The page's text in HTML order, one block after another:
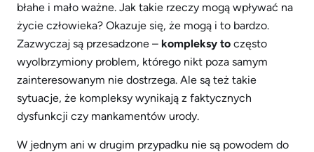
błahe i mało ważne. Jak takie rzeczy mogą wpływać na
życie człowieka? Okazuje się, że mogą i to bardzo.
Zazwyczaj są przesadzone – kompleksy to często
wyolbrzymiony problem, którego nikt poza samym
zainteresowanym nie dostrzega. Ale są też takie
sytuacje, że kompleksy wynikają z faktycznych
dysfunkcji czy mankamentów urody.
W jednym ani w drugim przypadku nie są powodem do